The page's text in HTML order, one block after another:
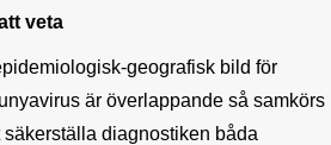
veta
är överlappande så samkörs
diagnostiken båda